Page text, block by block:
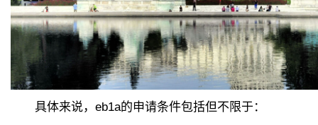
具体来说，eb1a的申请条件包括但不限于：